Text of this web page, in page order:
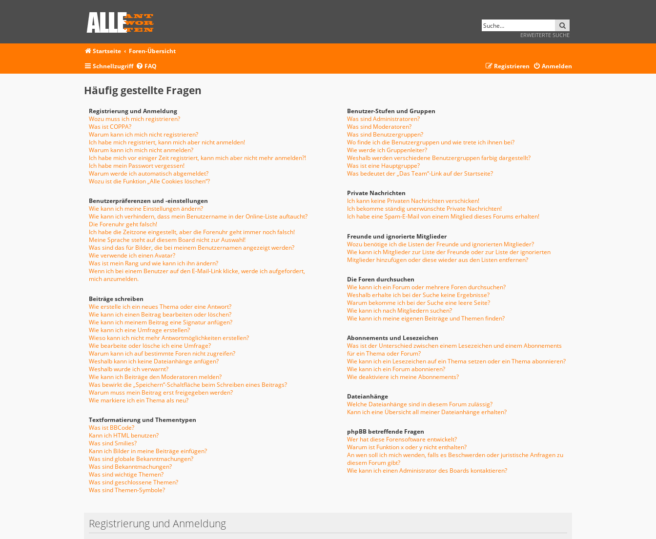
ERWEITERTE SUCHE
Startseite
Foren-Übersicht
Schnellzugriff
FAQ Anmelden
Registrieren
Häufig gestellte Fragen
Registrierung und Anmeldung
Wozu muss ich mich registrieren?
Was ist COPPA?
Warum kann ich mich nicht registrieren?
Ich habe mich registriert, kann mich aber nicht anmelden!
Warum kann ich mich nicht anmelden?
Ich habe mich vor einiger Zeit registriert, kann mich aber nicht mehr anmelden?!
Ich habe mein Passwort vergessen!
Warum werde ich automatisch abgemeldet?
Wozu ist die Funktion „Alle Cookies löschen“?
Benutzerpräferenzen und -einstellungen
Wie kann ich meine Einstellungen ändern?
Wie kann ich verhindern, dass mein Benutzername in der Online-Liste auftaucht?
Die Forenuhr geht falsch!
Ich habe die Zeitzone eingestellt, aber die Forenuhr geht immer noch falsch!
Meine Sprache steht auf diesem Board nicht zur Auswahl!
Was sind das für Bilder, die bei meinem Benutzernamen angezeigt werden?
Wie verwende ich einen Avatar?
Was ist mein Rang und wie kann ich ihn ändern?
Wenn ich bei einem Benutzer auf den E-Mail-Link klicke, werde ich aufgefordert,
mich anzumelden.
Beiträge schreiben
Wie erstelle ich ein neues Thema oder eine Antwort?
Wie kann ich einen Beitrag bearbeiten oder löschen?
Wie kann ich meinem Beitrag eine Signatur anfügen?
Wie kann ich eine Umfrage erstellen?
Wieso kann ich nicht mehr Antwortmöglichkeiten erstellen?
Wie bearbeite oder lösche ich eine Umfrage?
Warum kann ich auf bestimmte Foren nicht zugreifen?
Weshalb kann ich keine Dateianhänge anfügen?
Weshalb wurde ich verwarnt?
Wie kann ich Beiträge den Moderatoren melden?
Was bewirkt die „Speichern“-Schaltfläche beim Schreiben eines Beitrags?
Warum muss mein Beitrag erst freigegeben werden?
Wie markiere ich ein Thema als neu?
Textformatierung und Thementypen
Was ist BBCode?
Kann ich HTML benutzen?
Was sind Smilies?
Kann ich Bilder in meine Beiträge einfügen?
Was sind globale Bekanntmachungen?
Was sind Bekanntmachungen?
Was sind wichtige Themen?
Was sind geschlossene Themen?
Was sind Themen-Symbole?
Benutzer-Stufen und Gruppen
Was sind Administratoren?
Was sind Moderatoren?
Was sind Benutzergruppen?
Wo finde ich die Benutzergruppen und wie trete ich ihnen bei?
Wie werde ich Gruppenleiter?
Weshalb werden verschiedene Benutzergruppen farbig dargestellt?
Was ist eine Hauptgruppe?
Was bedeutet der „Das Team“-Link auf der Startseite?
Private Nachrichten
Ich kann keine Privaten Nachrichten verschicken!
Ich bekomme ständig unerwünschte Private Nachrichten!
Ich habe eine Spam-E-Mail von einem Mitglied dieses Forums erhalten!
Freunde und ignorierte Mitglieder
Wozu benötige ich die Listen der Freunde und ignorierten Mitglieder?
Wie kann ich Mitglieder zur Liste der Freunde oder zur Liste der ignorierten
Mitglieder hinzufügen oder diese wieder aus den Listen entfernen?
Die Foren durchsuchen
Wie kann ich ein Forum oder mehrere Foren durchsuchen?
Weshalb erhalte ich bei der Suche keine Ergebnisse?
Warum bekomme ich bei der Suche eine leere Seite?
Wie kann ich nach Mitgliedern suchen?
Wie kann ich meine eigenen Beiträge und Themen finden?
Abonnements und Lesezeichen
Was ist der Unterschied zwischen einem Lesezeichen und einem Abonnements
für ein Thema oder Forum?
Wie kann ich ein Lesezeichen auf ein Thema setzen oder ein Thema abonnieren?
Wie kann ich ein Forum abonnieren?
Wie deaktiviere ich meine Abonnements?
Dateianhänge
Welche Dateianhänge sind in diesem Forum zulässig?
Kann ich eine Übersicht all meiner Dateianhänge erhalten?
phpBB betreffende Fragen
Wer hat diese Forensoftware entwickelt?
Warum ist Funktion x oder y nicht enthalten?
An wen soll ich mich wenden, falls es Beschwerden oder juristische Anfragen zu
diesem Forum gibt?
Wie kann ich einen Administrator des Boards kontaktieren?
Registrierung und Anmeldung